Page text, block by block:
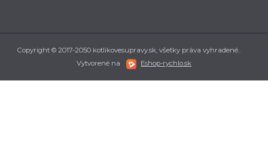
Copyright © 2017-2050 kotlikovesupravy.sk, všetky práva vyhradené..
Vytvorené na
Eshop-rychlo.sk